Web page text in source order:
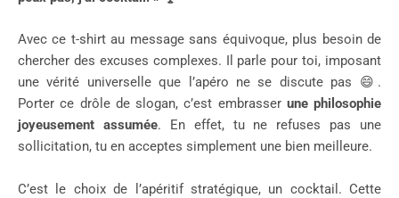
Avec ce t-shirt au message sans équivoque, plus besoin de
chercher des excuses complexes. Il parle pour toi, imposant
une vérité universelle que l’apéro ne se discute pas 😄.
Porter ce drôle de slogan, c’est embrasser une philosophie
joyeusement assumée. En effet, tu ne refuses pas une
sollicitation, tu en acceptes simplement une bien meilleure.
C’est le choix de l’apéritif stratégique, un cocktail. Cette